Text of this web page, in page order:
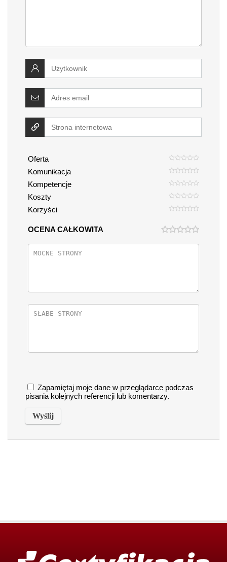
Oferta
Komunikacja
Kompetencje
Koszty
Korzyści
OCENA CAŁKOWITA
Zapamiętaj moje dane w przeglądarce podczas
pisania kolejnych referencji lub komentarzy.